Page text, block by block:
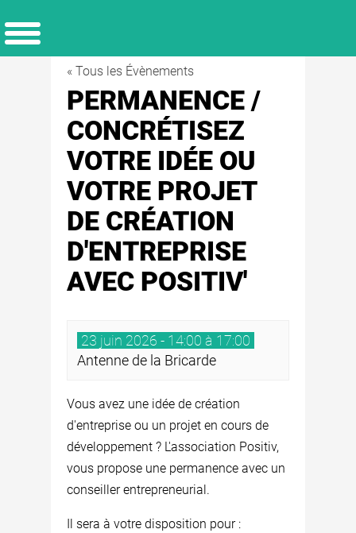
« Tous les Évènements
PERMANENCE /
CONCRÉTISEZ
VOTRE IDÉE OU
VOTRE PROJET
DE CRÉATION
D'ENTREPRISE
AVEC POSITIV'
23 juin 2026 - 14:00 à 17:00
Antenne de la Bricarde
Vous avez une idée de création
d'entreprise ou un projet en cours de
développement ? L'association Positiv,
vous propose une permanence avec un
conseiller entrepreneurial.
Il sera à votre disposition pour :